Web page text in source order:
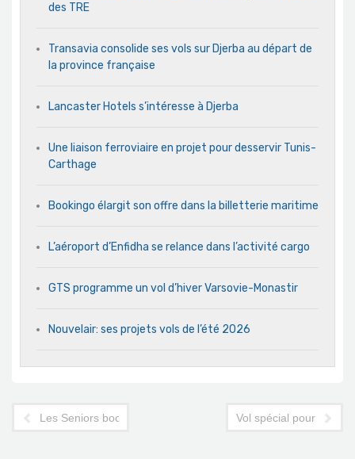
des TRE
Transavia consolide ses vols sur Djerba au départ de
la province française
Lancaster Hotels s’intéresse à Djerba
Une liaison ferroviaire en projet pour desservir Tunis-
Carthage
Bookingo élargit son offre dans la billetterie maritime
L’aéroport d’Enfidha se relance dans l’activité cargo
GTS programme un vol d’hiver Varsovie-Monastir
Nouvelair: ses projets vols de l’été 2026
Les Seniors boostent les hôtels de SousseVol spécial pour Berlin